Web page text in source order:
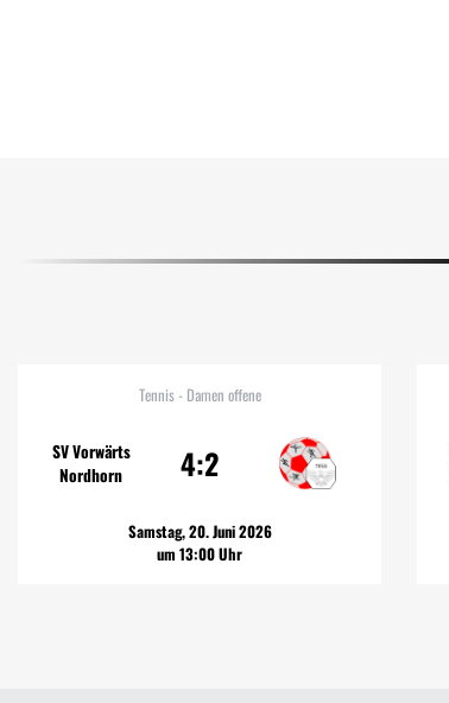
Tennis - Damen offene
SV Vorwärts
Nordhorn
4:2
Samstag, 20. Juni 2026
um 13:00 Uhr